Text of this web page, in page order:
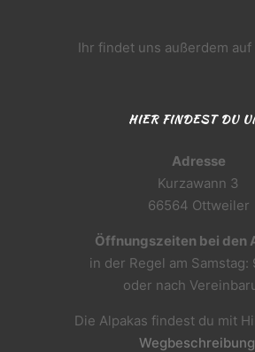
Ihr findet uns außerdem auf
HIER FINDEST DU
Adresse
Kurzawann 3
66564 Ottweiler
Öffnungszeiten bei den
in der Regel am Samstag:
oder nach
Die Alpakas findest du mit
Wegbeschreibung